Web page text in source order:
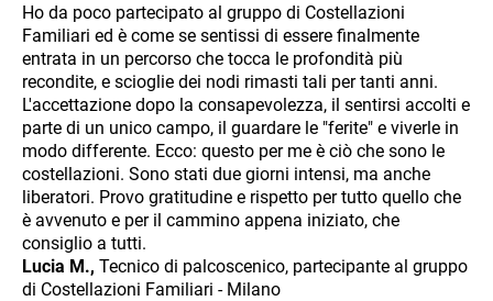
Ho da poco partecipato al gruppo di Costellazioni
Familiari ed è come se sentissi di essere finalmente
entrata in un percorso che tocca le profondità più
recondite, e scioglie dei nodi rimasti tali per tanti anni.
L'accettazione dopo la consapevolezza, il sentirsi accolti e
parte di un unico campo, il guardare le "ferite" e viverle in
modo differente. Ecco: questo per me è ciò che sono le
costellazioni. Sono stati due giorni intensi, ma anche
liberatori. Provo gratitudine e rispetto per tutto quello che
è avvenuto e per il cammino appena iniziato, che
consiglio a tutti.
Lucia M., Tecnico di palcoscenico, partecipante al gruppo
di Costellazioni Familiari - Milano